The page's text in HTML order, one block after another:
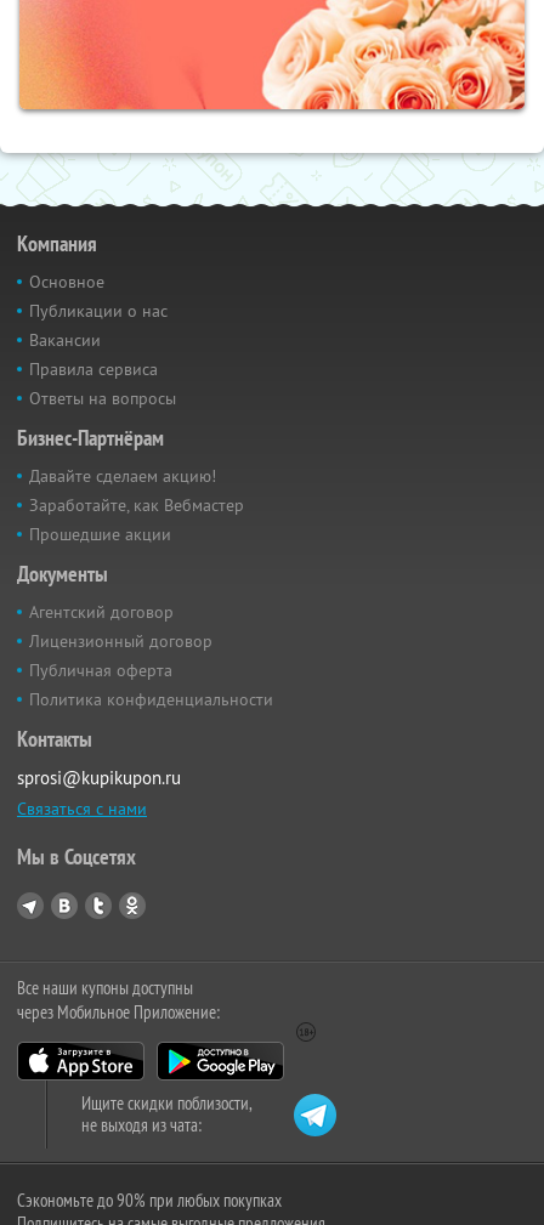
Компания
Основное
Публикации о нас
Вакансии
Правила сервиса
Ответы на вопросы
Бизнес-Партнёрам
Давайте сделаем акцию!
Заработайте, как Вебмастер
Прошедшие акции
Документы
Агентский договор
Лицензионный договор
Публичная оферта
Политика конфиденциальности
Контакты
sprosi@kupikupon.ru
Связаться с нами
Мы в Соцсетях
Все наши купоны доступны
через Мобильное Приложение:
Ищите скидки поблизости,
не выходя из чата:
Сэкономьте до 90% при любых покупках